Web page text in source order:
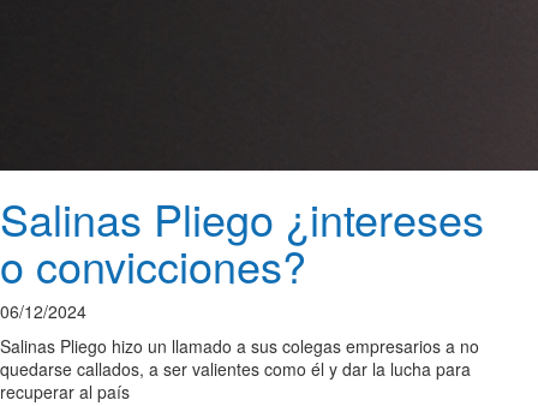
Salinas Pliego ¿intereses
o convicciones?
06/12/2024
Salinas Pliego hizo un llamado a sus colegas empresarios a no
quedarse callados, a ser valientes como él y dar la lucha para
recuperar al país